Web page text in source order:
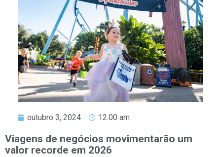
outubro 3, 2024 12:00 am
Viagens de negócios movimentarão um
valor recorde em 2026